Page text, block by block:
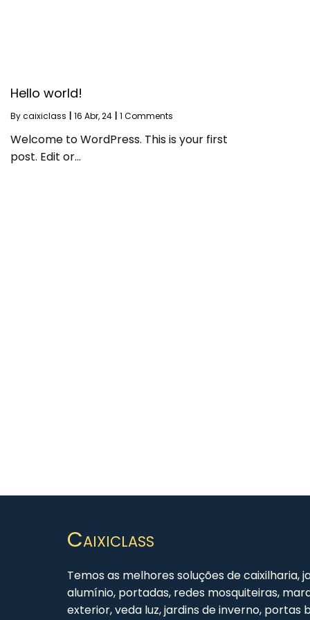
Hello world!
Bycaixiclass 16 Abr, 24 1 Comments
Welcome to WordPress. This is your first
post. Edit or…
Caixiclass
Temos as melhores soluções de caixilharia,
alumínio, portadas, redes mosquiteiras,
exterior, veda luz, jardins de inverno, portas